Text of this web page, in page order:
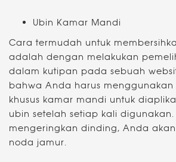
Ubin Kamar Mandi
Cara termudah untuk
adalah dengan melakukan
dalam kutipan pada sebuah
bahwa Anda harus menggunakan
khusus kamar mandi untuk
ubin setelah setiap kali
mengeringkan dinding, Anda
noda jamur.